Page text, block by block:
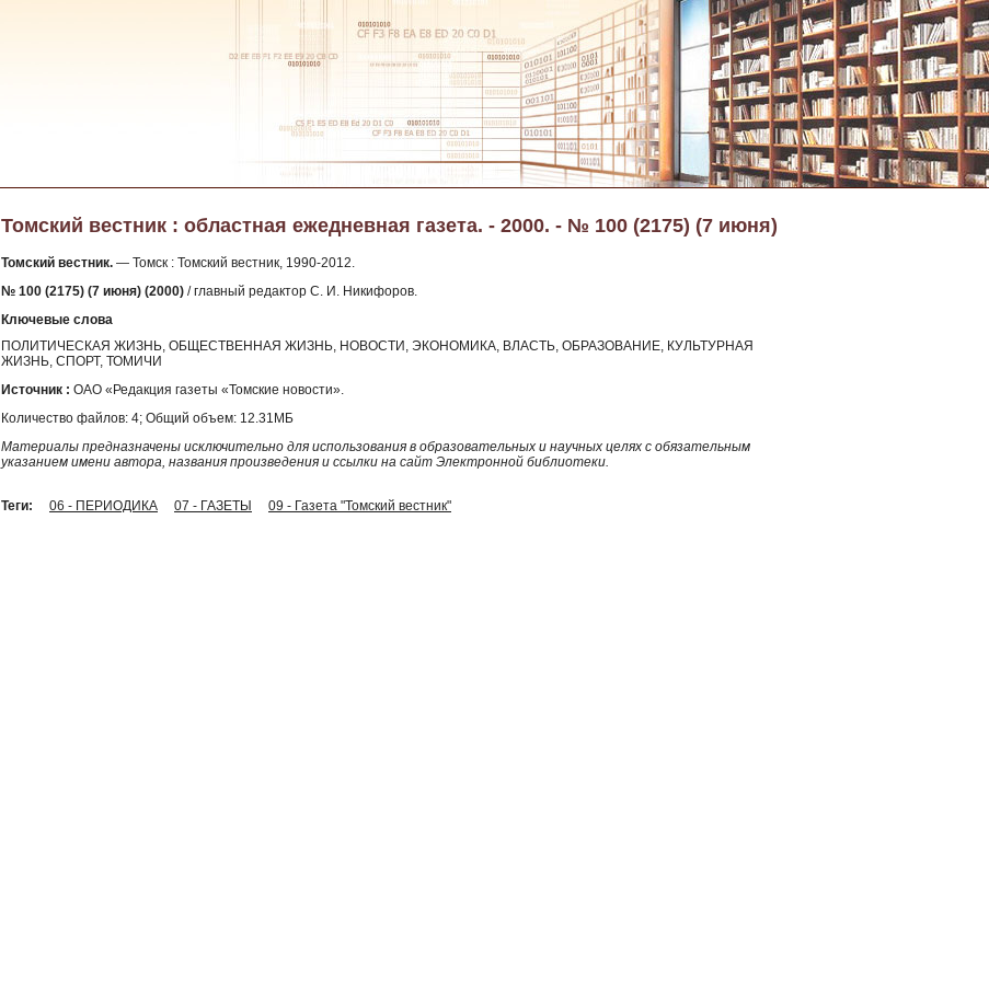
Томский вестник : областная ежедневная газета. - 2000. - № 100 (2175) (7 июня)
Томский вестник. — Томск : Томский вестник, 1990-2012.
№ 100 (2175) (7 июня) (2000) / главный редактор С. И. Никифоров.
Ключевые слова
ПОЛИТИЧЕСКАЯ ЖИЗНЬ, ОБЩЕСТВЕННАЯ ЖИЗНЬ, НОВОСТИ, ЭКОНОМИКА, ВЛАСТЬ, ОБРАЗОВАНИЕ, КУЛЬТУРНАЯ
ЖИЗНЬ, СПОРТ, ТОМИЧИ
Источник : ОАО «Редакция газеты «Томские новости».
Количество файлов: 4; Общий объем: 12.31МБ
Материалы предназначены исключительно для использования в образовательных и научных целях с обязательным
указанием имени автора, названия произведения и ссылки на сайт Электронной библиотеки.
Теги: 06 - ПЕРИОДИКА 07 - ГАЗЕТЫ 09 - Газета "Томский вестник"